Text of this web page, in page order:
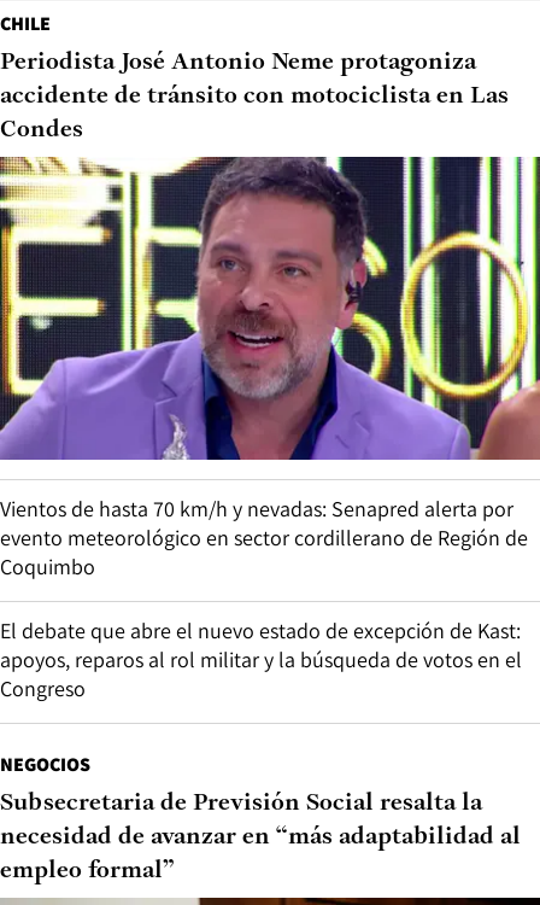
CHILE
Periodista José Antonio Neme protagoniza
accidente de tránsito con motociclista en Las
Condes
Vientos de hasta 70 km/h y nevadas: Senapred alerta por
evento meteorológico en sector cordillerano de Región de
Coquimbo
El debate que abre el nuevo estado de excepción de Kast:
apoyos, reparos al rol militar y la búsqueda de votos en el
Congreso
NEGOCIOS
Subsecretaria de Previsión Social resalta la
necesidad de avanzar en “más adaptabilidad al
empleo formal”